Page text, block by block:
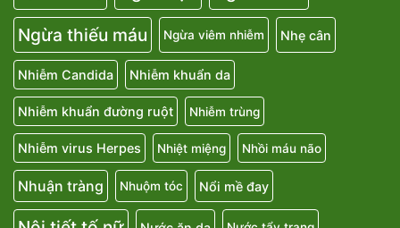
Ngừa thiếu máu
Ngừa viêm nhiễm Nhẹ cân
Nhiễm Candida Nhiễm khuẩn da
Nhiễm khuẩn đường ruột Nhiễm trùng
Nhiễm virus Herpes Nhiệt miệng Nhồi máu não
Nhuận tràng Nhuộm tóc Nổi mề đay